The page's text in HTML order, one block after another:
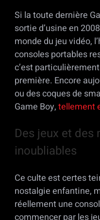
Si la toute dernière
sortie d’usine en
monde du jeu vidéo,
consoles portables
c’est
première. Encore
ou des coques de
Game Boy,tellement
Des jeux et des
inoubliables
Ce culte est certes
nostalgie enfantine,
réellement une